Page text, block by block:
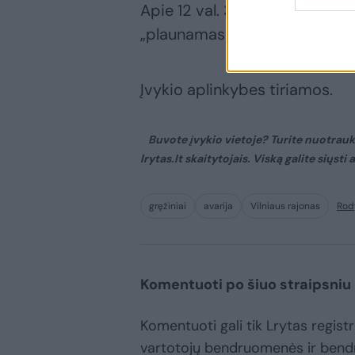
Apie 12 val. 30 min.
„plaunamas ir tvarkomas,
Įvykio aplinkybes tiriamos.
Buvote įvykio vietoje? Turite
lrytas.lt skaitytojais. Viską galite siųsti
gręžiniai avarija Vilniaus rajonas
Komentuoti po šiuo straipsniu
Komentuoti gali tik Lrytas
vartotojų bendruomenės ir